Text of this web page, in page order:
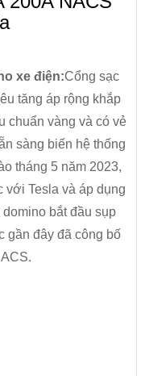
xe điện:Cổng sạc
tăng áp rộng khắp
chuẩn vàng và có vẻ
sàng biến hệ thống
tháng 5 năm 2023,
với Tesla và áp dụng
bắt đầu sụp
gần đây đã công bố